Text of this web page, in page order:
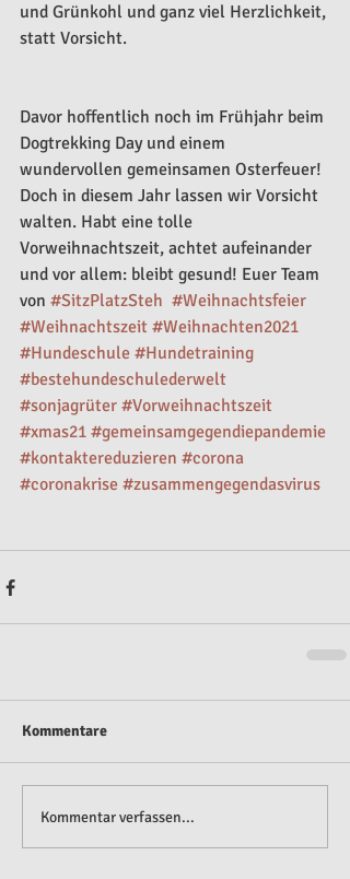
und Grünkohl und ganz viel Herzlichkeit,
statt Vorsicht.
Davor hoffentlich noch im Frühjahr beim
Dogtrekking Day und einem
wundervollen gemeinsamen Osterfeuer!
Doch in diesem Jahr lassen wir Vorsicht
walten. Habt eine tolle
Vorweihnachtszeit, achtet aufeinander
und vor allem: bleibt gesund! Euer Team
von #SitzPlatzSteh #Weihnachtsfeier
#Weihnachtszeit #Weihnachten2021
#Hundeschule #Hundetraining
#bestehundeschulederwelt
#sonjagrüter #Vorweihnachtszeit
#xmas21 #gemeinsamgegendiepandemie
#kontaktereduzieren #corona
#coronakrise #zusammengegendasvirus
Kommentare
Kommentar verfassen...